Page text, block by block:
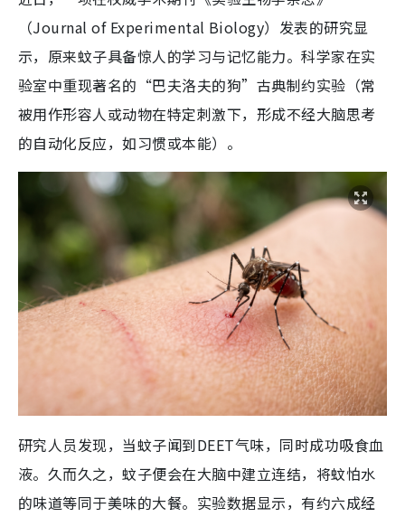
（Journal of Experimental Biology）发表的研究显
示，原来蚊子具备惊人的学习与记忆能力。科学家在实
验室中重现著名的“巴夫洛夫的狗”古典制约实验（常
被用作形容人或动物在特定刺激下，形成不经大脑思考
的自动化反应，如习惯或本能）。
研究人员发现，当蚊子闻到DEET气味，同时成功吸食血
液。久而久之，蚊子便会在大脑中建立连结，将蚊怕水
的味道等同于美味的大餐。实验数据显示，有约六成经